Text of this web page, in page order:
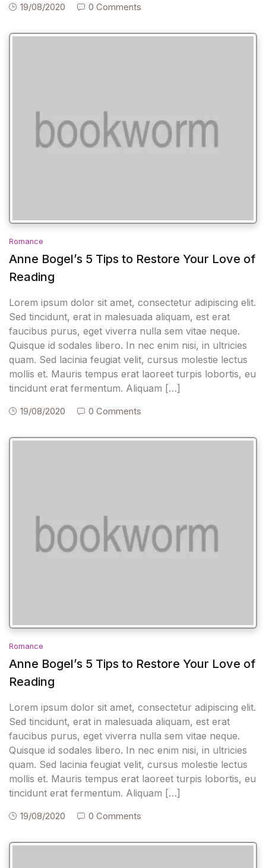
19/08/2020 0 Comments
Romance
Anne Bogel’s 5 Tips to Restore Your Love of
Reading
Lorem ipsum dolor sit amet, consectetur adipiscing elit.
Sed tincidunt, erat in malesuada aliquam, est erat
faucibus purus, eget viverra nulla sem vitae neque.
Quisque id sodales libero. In nec enim nisi, in ultricies
quam. Sed lacinia feugiat velit, cursus molestie lectus
mollis et. Mauris tempus erat laoreet turpis lobortis, eu
tincidunt erat fermentum. Aliquam […]
19/08/2020 0 Comments
Romance
Anne Bogel’s 5 Tips to Restore Your Love of
Reading
Lorem ipsum dolor sit amet, consectetur adipiscing elit.
Sed tincidunt, erat in malesuada aliquam, est erat
faucibus purus, eget viverra nulla sem vitae neque.
Quisque id sodales libero. In nec enim nisi, in ultricies
quam. Sed lacinia feugiat velit, cursus molestie lectus
mollis et. Mauris tempus erat laoreet turpis lobortis, eu
tincidunt erat fermentum. Aliquam […]
19/08/2020 0 Comments